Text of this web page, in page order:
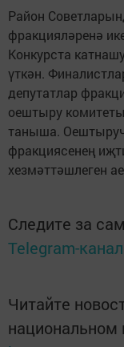
Район
фракцияләренә
Конкурста
үткән.
депутатлар
оештыру
таныша.
фракциясенең
хезмәттәшлеген
Следите за
Telegram-
Читайте